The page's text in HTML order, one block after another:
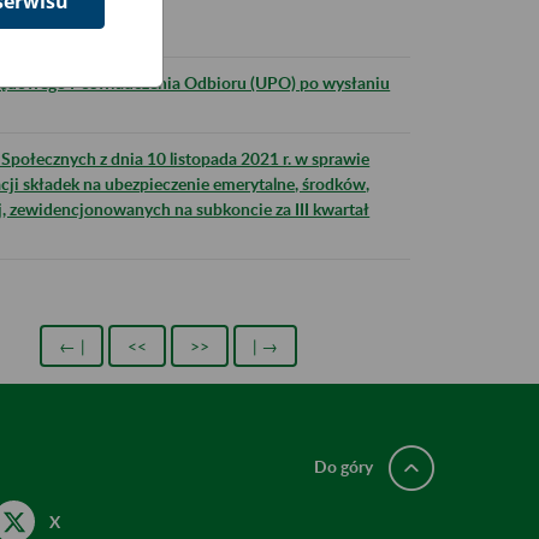
27 listopada
Poświadczenia Odbioru (UPO) po wysłaniu
z dnia 10 listopada 2021 r. w sprawie
składek na ubezpieczenie emerytalne, środków,
zewidencjonowanych na subkoncie za III kwartał
← | << >> | →
X
Do góry